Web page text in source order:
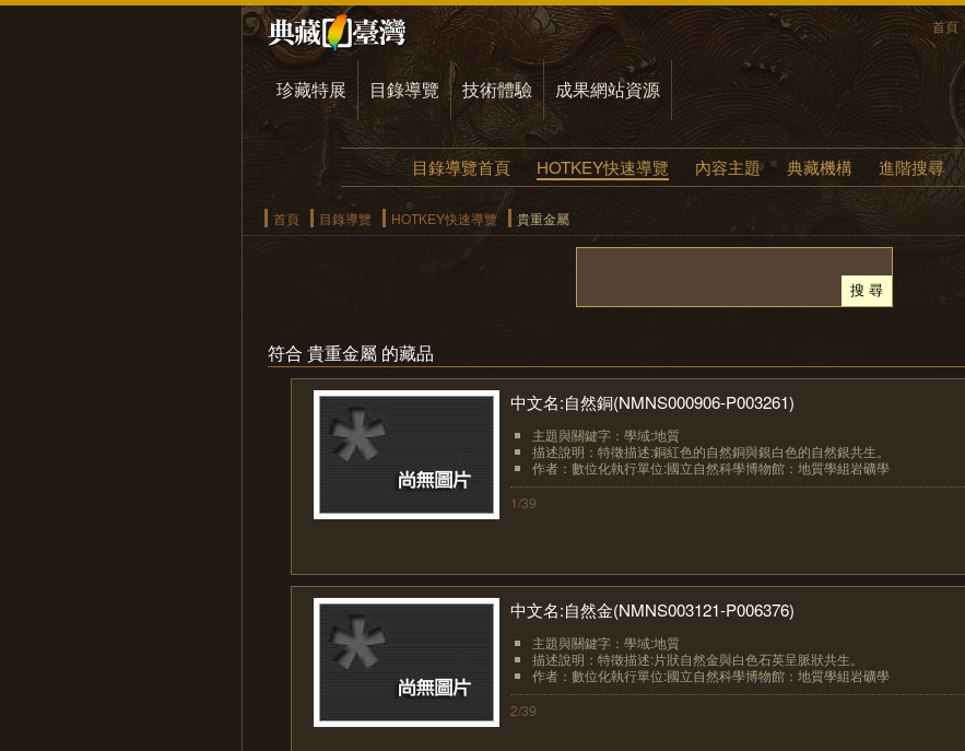
首頁
珍藏特展 目錄導覽 技術體驗 成果網站資源
目錄導覽首頁 HOTKEY快速導覽 內容主題 典藏機構 進階搜尋
首頁 目錄導覽 HOTKEY快速導覽 貴重金屬
符合 貴重金屬 的藏品
中文名:自然銅(NMNS000906-P003261)
主題與關鍵字：學域:地質
描述說明：特徵描述:銅紅色的自然銅與銀白色的自然銀共生。
作者：數位化執行單位:國立自然科學博物館：地質學組岩礦學
1/39
中文名:自然金(NMNS003121-P006376)
主題與關鍵字：學域:地質
描述說明：特徵描述:片狀自然金與白色石英呈脈狀共生。
作者：數位化執行單位:國立自然科學博物館：地質學組岩礦學
2/39